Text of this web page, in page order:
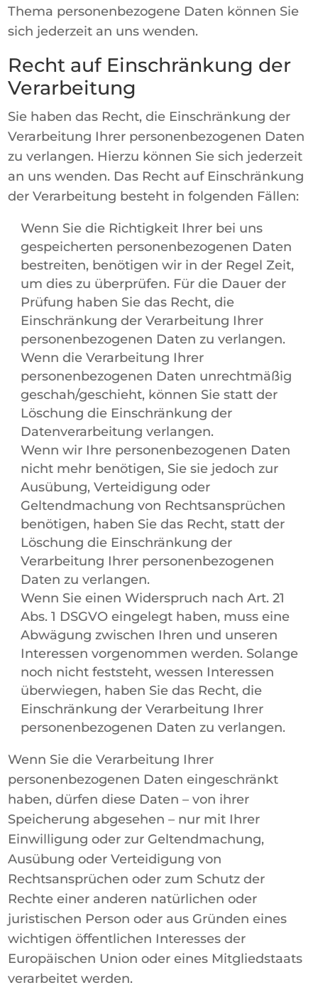
Thema personenbezogene Daten können Sie
sich jederzeit an uns wenden.
Recht auf Einschränkung der
Verarbeitung
Sie haben das Recht, die Einschränkung der
Verarbeitung Ihrer personenbezogenen Daten
zu verlangen. Hierzu können Sie sich jederzeit
an uns wenden. Das Recht auf Einschränkung
der Verarbeitung besteht in folgenden Fällen:
Wenn Sie die Richtigkeit Ihrer bei uns
gespeicherten personenbezogenen Daten
bestreiten, benötigen wir in der Regel Zeit,
um dies zu überprüfen. Für die Dauer der
Prüfung haben Sie das Recht, die
Einschränkung der Verarbeitung Ihrer
personenbezogenen Daten zu verlangen.
Wenn die Verarbeitung Ihrer
personenbezogenen Daten unrechtmäßig
geschah/geschieht, können Sie statt der
Löschung die Einschränkung der
Datenverarbeitung verlangen.
Wenn wir Ihre personenbezogenen Daten
nicht mehr benötigen, Sie sie jedoch zur
Ausübung, Verteidigung oder
Geltendmachung von Rechtsansprüchen
benötigen, haben Sie das Recht, statt der
Löschung die Einschränkung der
Verarbeitung Ihrer personenbezogenen
Daten zu verlangen.
Wenn Sie einen Widerspruch nach Art. 21
Abs. 1 DSGVO eingelegt haben, muss eine
Abwägung zwischen Ihren und unseren
Interessen vorgenommen werden. Solange
noch nicht feststeht, wessen Interessen
überwiegen, haben Sie das Recht, die
Einschränkung der Verarbeitung Ihrer
personenbezogenen Daten zu verlangen.
Wenn Sie die Verarbeitung Ihrer
personenbezogenen Daten eingeschränkt
haben, dürfen diese Daten – von ihrer
Speicherung abgesehen – nur mit Ihrer
Einwilligung oder zur Geltendmachung,
Ausübung oder Verteidigung von
Rechtsansprüchen oder zum Schutz der
Rechte einer anderen natürlichen oder
juristischen Person oder aus Gründen eines
wichtigen öffentlichen Interesses der
Europäischen Union oder eines Mitgliedstaats
verarbeitet werden.